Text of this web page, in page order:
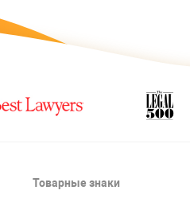
Товарные знаки